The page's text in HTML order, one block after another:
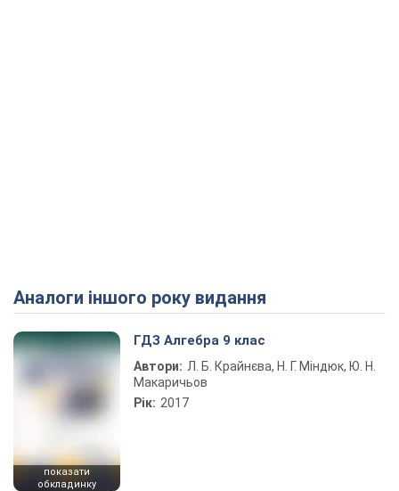
Аналоги іншого року видання
показати
обкладинку
ГДЗ Алгебра 9 клас
Автори: Л. Б. Крайнєва, Н. Г. Міндюк, Ю. Н.
Макаричьов
Рік: 2017